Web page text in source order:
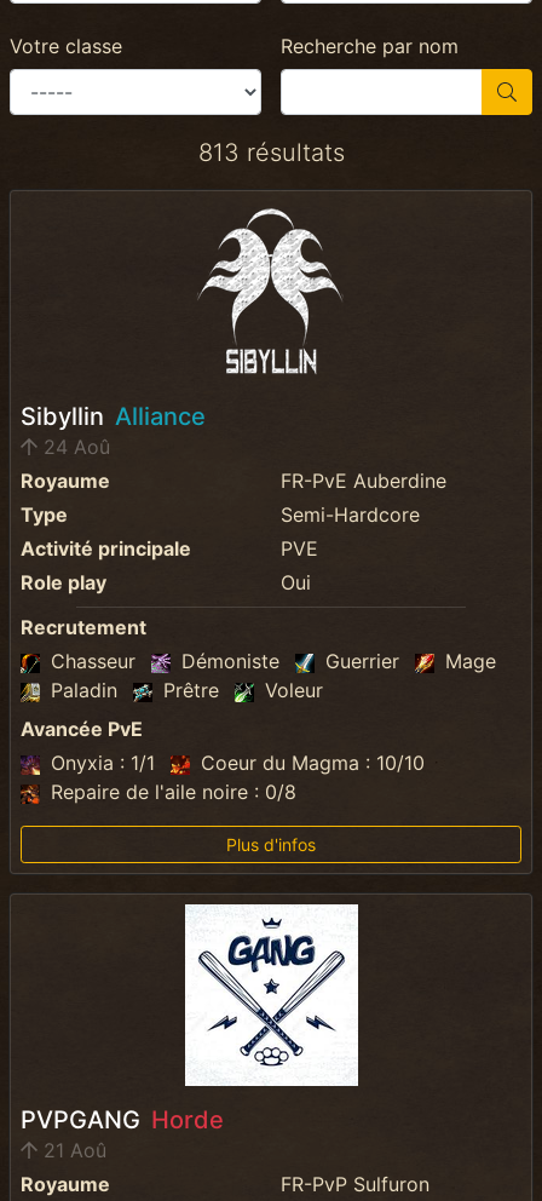
Votre classe Recherche par nom
813 résultats
Sibyllin Alliance
24 Aoû
Royaume
FR-PvE Auberdine
Type
Semi-Hardcore
Activité principale
PVE
Role play
Oui
Recrutement
Chasseur
Démoniste Guerrier
Mage
Paladin
Prêtre
Voleur
Avancée PvE
Onyxia : 1/1
Coeur du Magma : 10/10
Repaire de l'aile noire : 0/8
Plus d'infos
PVPGANG Horde
21 Aoû
Royaume
FR-PvP Sulfuron